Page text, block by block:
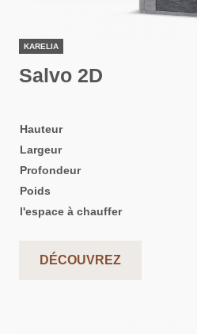
KARELIA
Salvo 2D
Hauteur
Largeur
Profondeur
Poids
l'espace à chauffer
DÉCOUVREZ